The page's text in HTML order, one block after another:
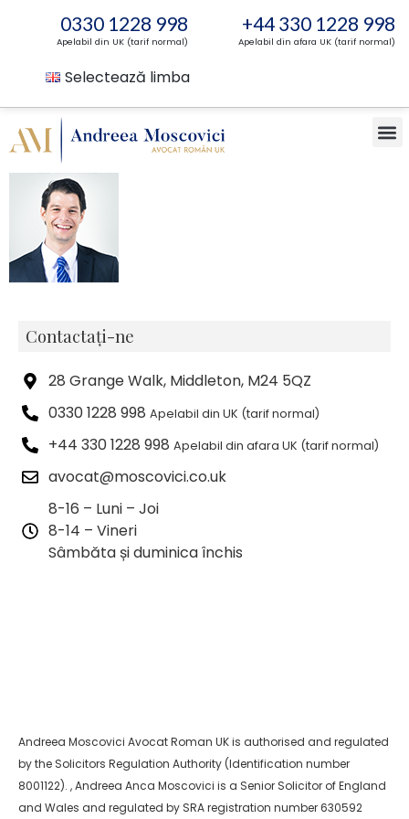
0330 1228 998
Apelabil din UK (tarif normal)
+44 330 1228 998
Apelabil din afara UK (tarif normal)
Selectează limba
Contactați-ne
28 Grange Walk, Middleton, M24 5QZ
0330 1228 998 Apelabil din UK (tarif normal)
+44 330 1228 998 Apelabil din afara UK (tarif normal)
avocat@moscovici.co.uk
8-16 – Luni – Joi
8-14 – Vineri
Sâmbăta și duminica închis
Andreea Moscovici Avocat Roman UK is authorised and regulated
by the Solicitors Regulation Authority (Identification number
8001122). , Andreea Anca Moscovici is a Senior Solicitor of England
and Wales and regulated by SRA registration number 630592